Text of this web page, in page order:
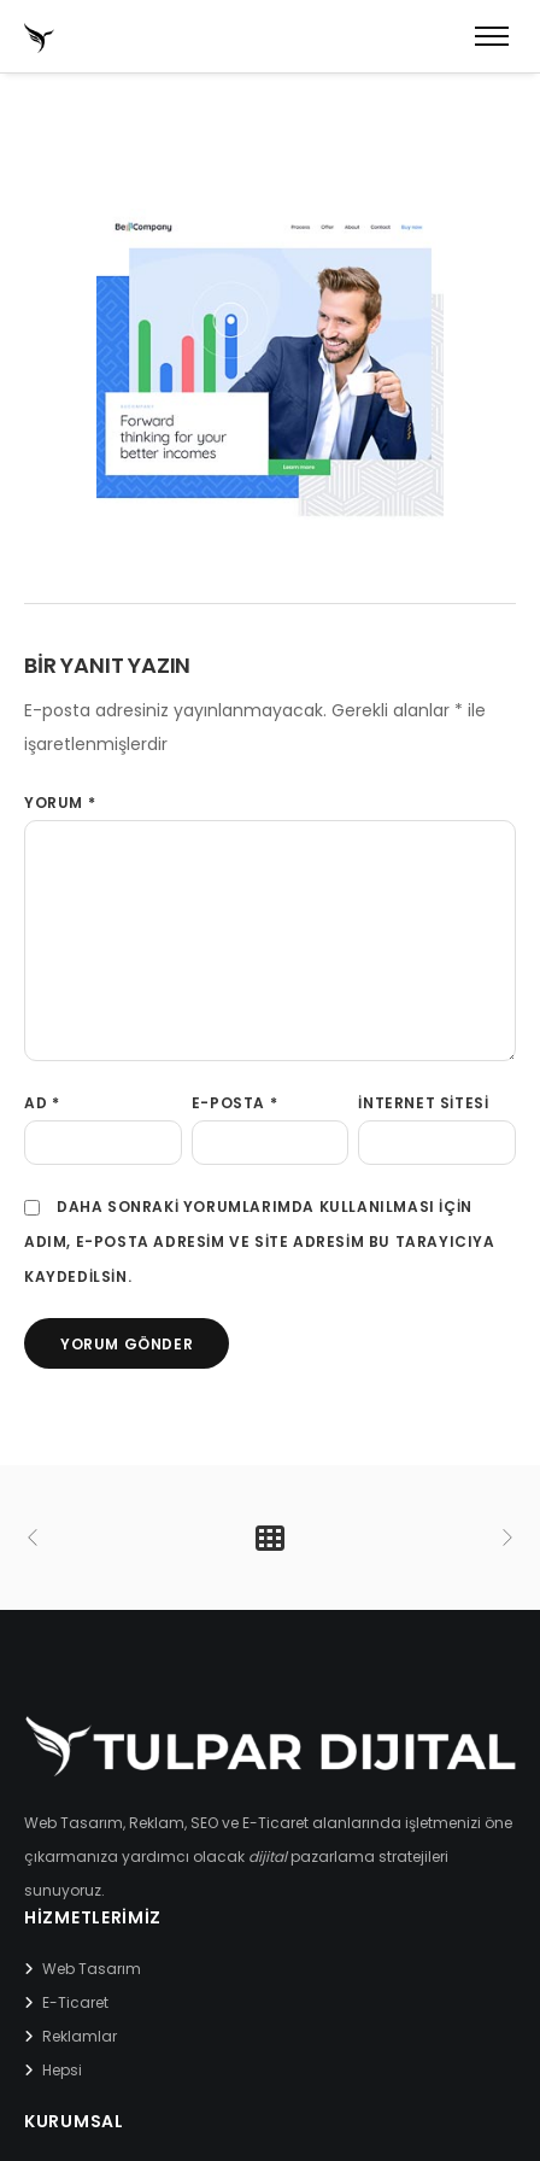
BIR YANIT YAZIN
E-posta adresiniz yayınlanmayacak. Gerekli alanlar * ile
işaretlenmişlerdir
YORUM *
AD * E-POSTA * İNTERNET SITESI
DAHA SONRAKI YORUMLARIMDA KULLANILMASI IÇIN
ADIM, E-POSTA ADRESIM VE SITE ADRESIM BU TARAYICIYA
KAYDEDILSIN.
Web Tasarım, Reklam, SEO ve E-Ticaret alanlarında işletmenizi öne
çıkarmanıza yardımcı olacak dijitalpazarlama stratejileri
sunuyoruz.
HIZMETLERIMIZ
Web Tasarım
E-Ticaret
Reklamlar
Hepsi
KURUMSAL